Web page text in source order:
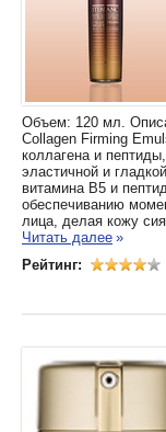
Объем: 120 мл.
Collagen Firming
коллагена и
эластичной и
витамина В5 и
обеспечиванию
лица, делая кожу
Читать далее »
Рейтинг: